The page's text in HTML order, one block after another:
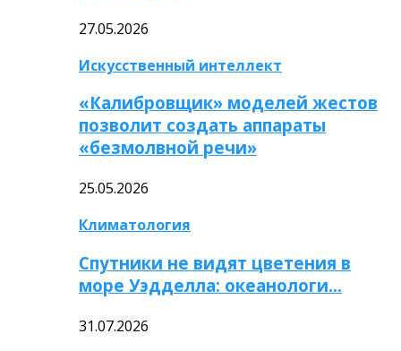
27.05.2026
Искусственный интеллект
«Калибровщик» моделей жестов
позволит создать аппараты
«безмолвной речи»
25.05.2026
Климатология
Спутники не видят цветения в
море Уэдделла: океанологи…
31.07.2026